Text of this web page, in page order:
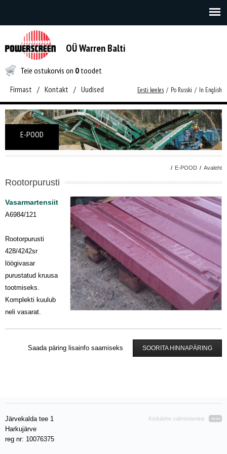
OÜ Warren Balti
Teie ostukorvis on 0 toodet
Firmast / Kontakt / Uudised Eesti keeles / Po Russki / In English
E-POOD
/ E-POOD / Avaleht
Rootorpurusti
Vasarmartensiit
A6984/121
Rootorpurusti
428/4242sr
löögivasar
purustatud kruusa
tootmiseks.
Komplekti kuulub
neli vasarat.
Saada päring lisainfo saamiseks SOORITA HINNAPÄRING
Järvekalda tee 1
Harkujärve
reg nr: 10076375
Kodulehe valmistamine